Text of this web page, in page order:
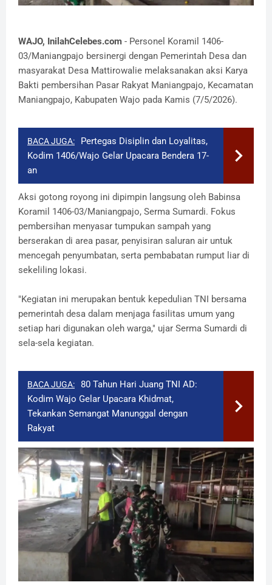
WAJO, InilahCelebes.com - Personel Koramil 1406-
03/Maniangpajo bersinergi dengan Pemerintah Desa dan
masyarakat Desa Mattirowalie melaksanakan aksi Karya
Bakti pembersihan Pasar Rakyat Maniangpajo, Kecamatan
Maniangpajo, Kabupaten Wajo pada Kamis (7/5/2026).
BACA JUGA:
​Pertegas Disiplin dan Loyalitas,
Kodim 1406/Wajo Gelar Upacara Bendera 17-
an
​Aksi gotong royong ini dipimpin langsung oleh Babinsa
Koramil 1406-03/Maniangpajo, Serma Sumardi. Fokus
pembersihan menyasar tumpukan sampah yang
berserakan di area pasar, penyisiran saluran air untuk
mencegah penyumbatan, serta pembabatan rumput liar di
sekeliling lokasi.
​"Kegiatan ini merupakan bentuk kepedulian TNI bersama
pemerintah desa dalam menjaga fasilitas umum yang
setiap hari digunakan oleh warga," ujar Serma Sumardi di
sela-sela kegiatan.
BACA JUGA:
80 Tahun Hari Juang TNI AD:
Kodim Wajo Gelar Upacara Khidmat,
Tekankan Semangat Manunggal dengan
Rakyat